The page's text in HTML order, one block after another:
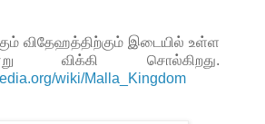
விதேஹத்திற்கும் இடையில் உள்ள
விக்கி சொல்கிறது.
wiki/Malla_Kingdom